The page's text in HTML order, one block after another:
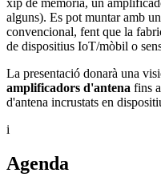
alguns). Es pot muntar amb
convencional, fent que la
de dispositius IoT/mòbil o
La presentació donarà una
amplificadors d'antena fins
d'antena incrustats en
i
Agenda